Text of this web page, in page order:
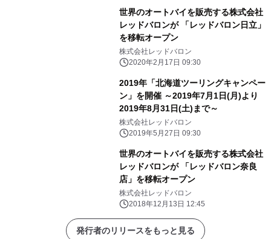
世界のオートバイを販売する株式会社
レッドバロンが 「レッドバロン日立」
を移転オープン
株式会社レッドバロン
2020年2月17日 09:30
2019年「北海道ツーリングキャンペー
ン」を開催 ～2019年7月1日(月)より
2019年8月31日(土)まで～
株式会社レッドバロン
2019年5月27日 09:30
世界のオートバイを販売する株式会社
レッドバロンが 「レッドバロン奈良
店」を移転オープン
株式会社レッドバロン
2018年12月13日 12:45
発行者のリリースをもっと見る